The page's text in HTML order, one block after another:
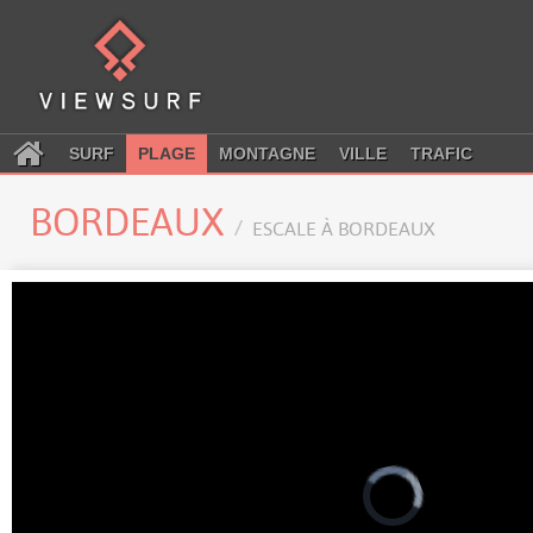
SURF PLAGE MONTAGNE VILLE TRAFIC
BORDEAUX ESCALE À BORDEAUX